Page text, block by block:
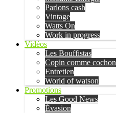
Parlons cash
Vintage
Watts On
Work in progress
Vidéos
Les Bouffistas
Copin comme cochon
Entretien
World of watson
Promotions
Les Good News
Évasion